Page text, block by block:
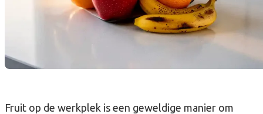
Fruit op de werkplek is een geweldige manier om